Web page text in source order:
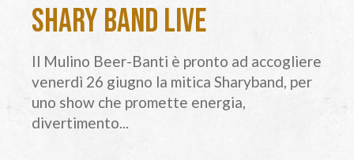
Shary Band Live
Il Mulino Beer-Banti è pronto ad accogliere
venerdì 26 giugno la mitica Sharyband, per
uno show che promette energia,
divertimento...